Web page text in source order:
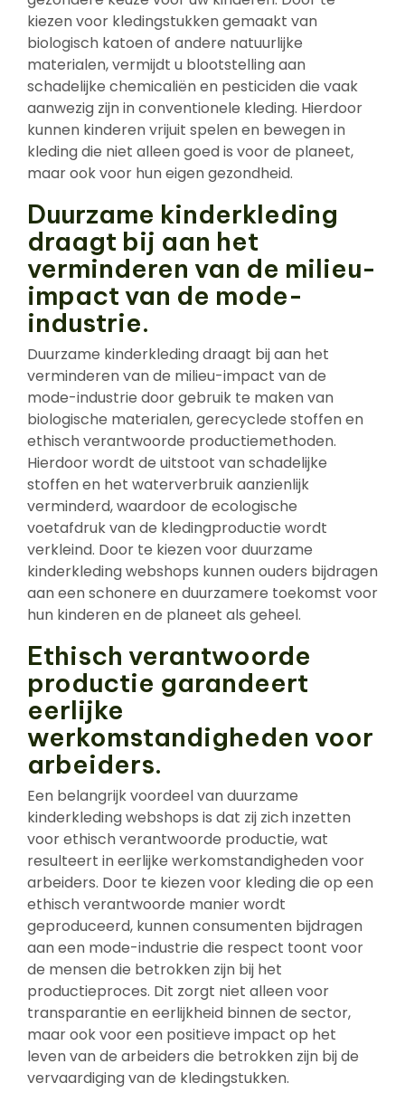
kiezen voor kledingstukken gemaakt van
biologisch katoen of andere natuurlijke
materialen, vermijdt u blootstelling aan
schadelijke chemicaliën en pesticiden die vaak
aanwezig zijn in conventionele kleding. Hierdoor
kunnen kinderen vrijuit spelen en bewegen in
kleding die niet alleen goed is voor de planeet,
maar ook voor hun eigen gezondheid.
Duurzame kinderkleding
draagt bij aan het
verminderen van de milieu-
impact van de mode-
industrie.
Duurzame kinderkleding draagt bij aan het
verminderen van de milieu-impact van de
mode-industrie door gebruik te maken van
biologische materialen, gerecyclede stoffen en
ethisch verantwoorde productiemethoden.
Hierdoor wordt de uitstoot van schadelijke
stoffen en het waterverbruik aanzienlijk
verminderd, waardoor de ecologische
voetafdruk van de kledingproductie wordt
verkleind. Door te kiezen voor duurzame
kinderkleding webshops kunnen ouders bijdragen
aan een schonere en duurzamere toekomst voor
hun kinderen en de planeet als geheel.
Ethisch verantwoorde
productie garandeert
eerlijke
werkomstandigheden voor
arbeiders.
Een belangrijk voordeel van duurzame
kinderkleding webshops is dat zij zich inzetten
voor ethisch verantwoorde productie, wat
resulteert in eerlijke werkomstandigheden voor
arbeiders. Door te kiezen voor kleding die op een
ethisch verantwoorde manier wordt
geproduceerd, kunnen consumenten bijdragen
aan een mode-industrie die respect toont voor
de mensen die betrokken zijn bij het
productieproces. Dit zorgt niet alleen voor
transparantie en eerlijkheid binnen de sector,
maar ook voor een positieve impact op het
leven van de arbeiders die betrokken zijn bij de
vervaardiging van de kledingstukken.